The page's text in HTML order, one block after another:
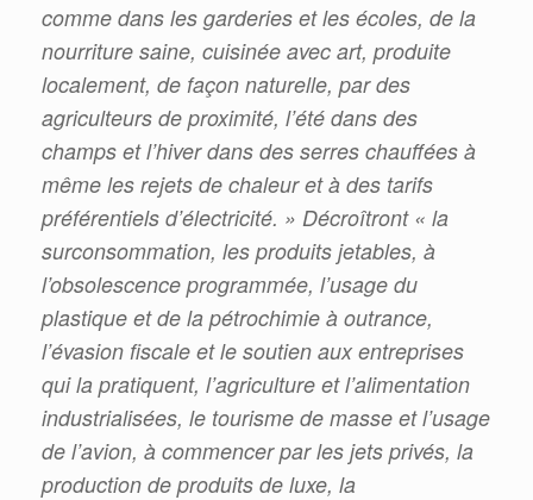
comme dans les garderies et les écoles, de la
nourriture saine, cuisinée avec art, produite
localement, de façon naturelle, par des
agriculteurs de proximité, l’été dans des
champs et l’hiver dans des serres chauffées à
même les rejets de chaleur et à des tarifs
préférentiels d’électricité. » Décroîtront « la
surconsommation, les produits jetables, à
l’obsolescence programmée, l’usage du
plastique et de la pétrochimie à outrance,
l’évasion fiscale et le soutien aux entreprises
qui la pratiquent, l’agriculture et l’alimentation
industrialisées, le tourisme de masse et l’usage
de l’avion, à commencer par les jets privés, la
production de produits de luxe, la